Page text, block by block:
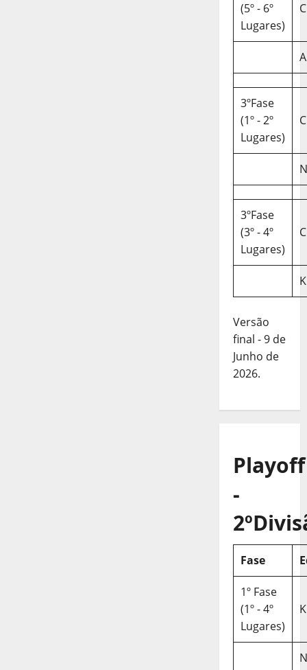
(5º - 6º
Lugares)
3ºFase
(1º - 2º
Lugares)
3ºFase
(3º - 4º
Lugares)
Versão
final - 9 de
Junho de
2026.
Playoff
-
Fase
1º Fase
(1º - 4º
Lugares)